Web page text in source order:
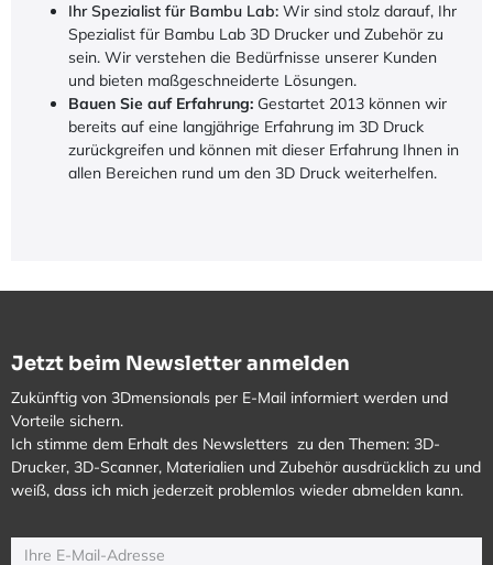
Ihr Spezialist für Bambu Lab: Wir sind stolz darauf, Ihr
Spezialist für Bambu Lab 3D Drucker und Zubehör zu
sein. Wir verstehen die Bedürfnisse unserer Kunden
und bieten maßgeschneiderte Lösungen.
Bauen Sie auf Erfahrung: Gestartet 2013 können wir
bereits auf eine langjährige Erfahrung im 3D Druck
zurückgreifen und können mit dieser Erfahrung Ihnen in
allen Bereichen rund um den 3D Druck weiterhelfen.
Jetzt beim Newsletter anmelden
Zukünftig von 3Dmensionals per E-Mail informiert werden und
Vorteile sichern.
Ich stimme dem Erhalt des Newsletters zu den Themen: 3D-
Drucker, 3D-Scanner, Materialien und Zubehör ausdrücklich zu und
weiß, dass ich mich jederzeit problemlos wieder abmelden kann.